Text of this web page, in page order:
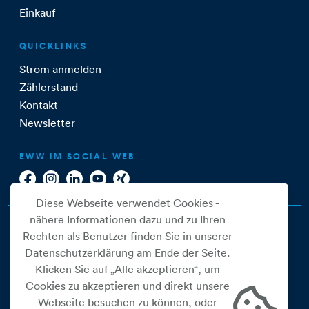
Einkauf
QUICKLINKS
Strom anmelden
Zählerstand
Kontakt
Newsletter
EWW IM SOCIAL WEB
Diese Webseite verwendet Cookies -
nähere Informationen dazu und zu Ihren
Rechten als Benutzer finden Sie in unserer
Datenschutzerklärung am Ende der Seite.
Klicken Sie auf „Alle akzeptieren“, um
Cookies zu akzeptieren und direkt unsere
Webseite besuchen zu können, oder